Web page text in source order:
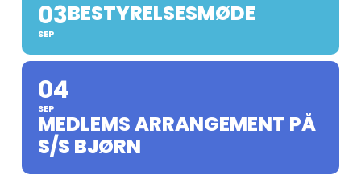
03
SEP
BESTYRELSESMØDE
04
SEP
MEDLEMS ARRANGEMENT PÅ
S/S BJØRN